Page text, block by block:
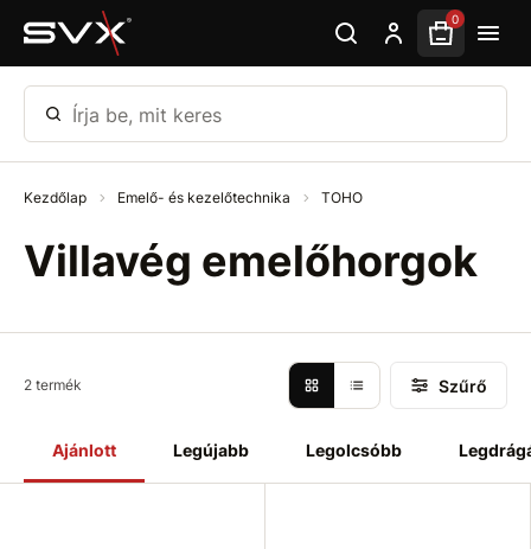
Ugrás az oldal fő részéhez 0
Írja be, mit keres
Kezdőlap Emelő- és kezelőtechnika TOHO
Villavég emelőhorgok
Ajánlott Legújabb Legolcsóbb
2 termék Szűrő